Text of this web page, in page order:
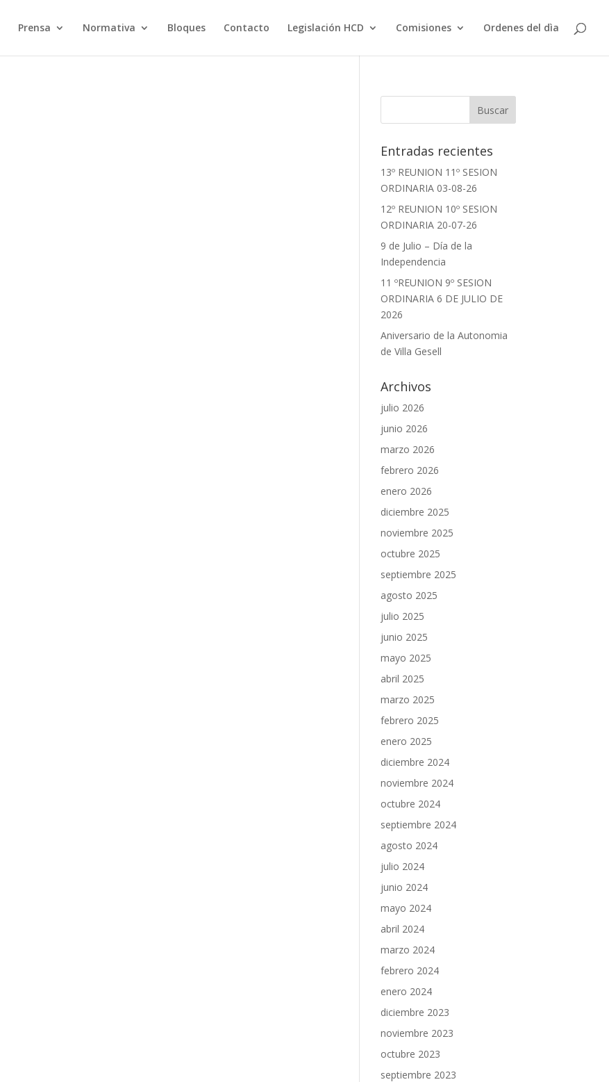
Prensa Normativa Bloques Contacto Legislación HCD Comisiones Ordenes del dìa
Entradas recientes
13º REUNION 11º SESION
ORDINARIA 03-08-26
12º REUNION 10º SESION
ORDINARIA 20-07-26
9 de Julio – Día de la
Independencia
11 ºREUNION 9º SESION
ORDINARIA 6 DE JULIO DE
2026
Aniversario de la Autonomia
de Villa Gesell
Archivos
julio 2026
junio 2026
marzo 2026
febrero 2026
enero 2026
diciembre 2025
noviembre 2025
octubre 2025
septiembre 2025
agosto 2025
julio 2025
junio 2025
mayo 2025
abril 2025
marzo 2025
febrero 2025
enero 2025
diciembre 2024
noviembre 2024
octubre 2024
septiembre 2024
agosto 2024
julio 2024
junio 2024
mayo 2024
abril 2024
marzo 2024
febrero 2024
enero 2024
diciembre 2023
noviembre 2023
octubre 2023
septiembre 2023